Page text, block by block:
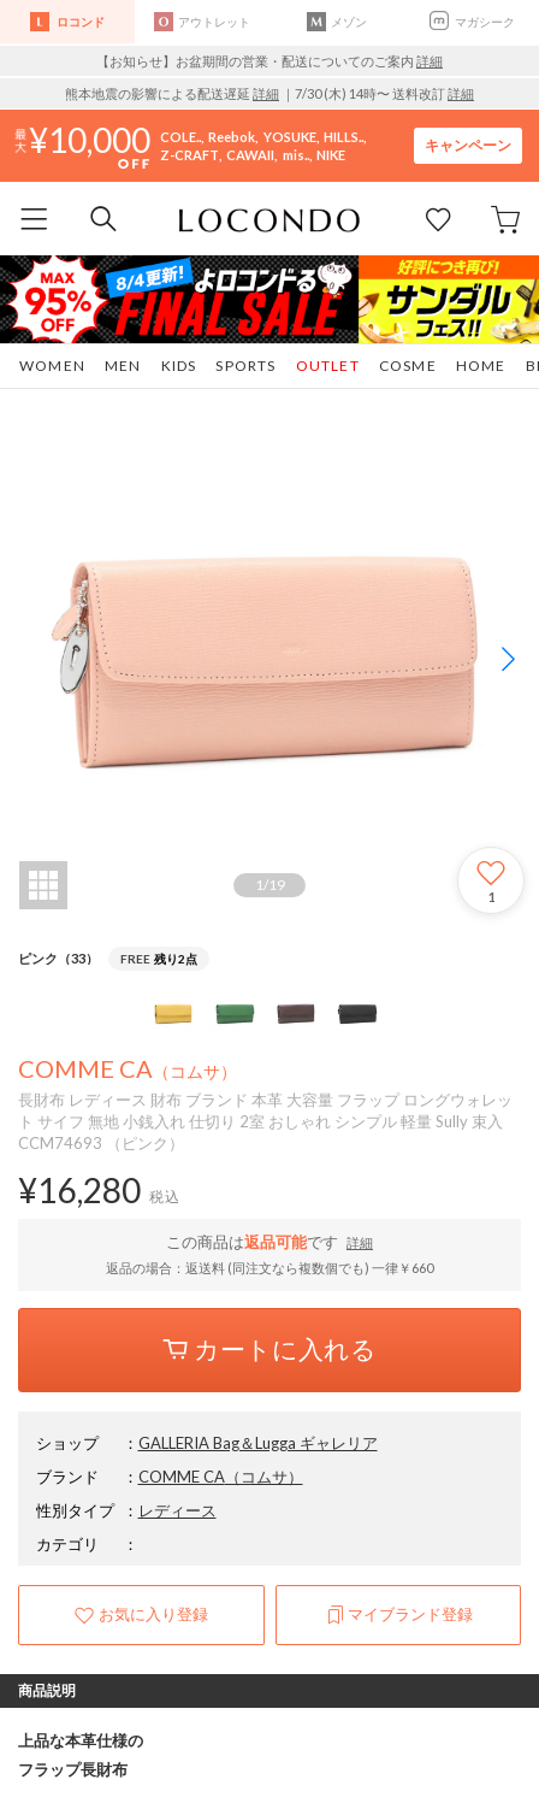
ロコンド アウトレット メゾン マガシーク
【お知らせ】お盆期間の営業・配送についてのご案内 詳細
熊本地震の影響による配送遅延 詳細 ｜7/30 (木) 14時〜 送料改訂詳細
10,000 COLE.. Reebok YOSUKE HILLS..
Z-CRAFT CAWAII mis.. NIKE
キャンペーン
WOMEN MEN KIDS SPORTS COSME HOME
OUTLET
1 /19
1
ピンク（33） FREE 残り2点
COMME CA （コムサ）
長財布 レディース 財布 ブランド 本革 大容量 フラップ ロングウォレッ
ト サイフ 無地 小銭入れ 仕切り 2室 おしゃれ シンプル 軽量 Sully 束入
CCM74693 （ピンク）
¥16,280 税込
この商品は返品可能です
詳細
返品の場合：返送料 (同注文なら複数個でも) 一律￥660
カートに入れる
ショップ ： GALLERIA Bag＆Lugga ギャレリア
ブランド
： COMME CA（コムサ）
性別タイプ
： レディース
カテゴリ
：
お気に入り登録 マイブランド登録
商品説明
上品な本革仕様の
フラップ長財布